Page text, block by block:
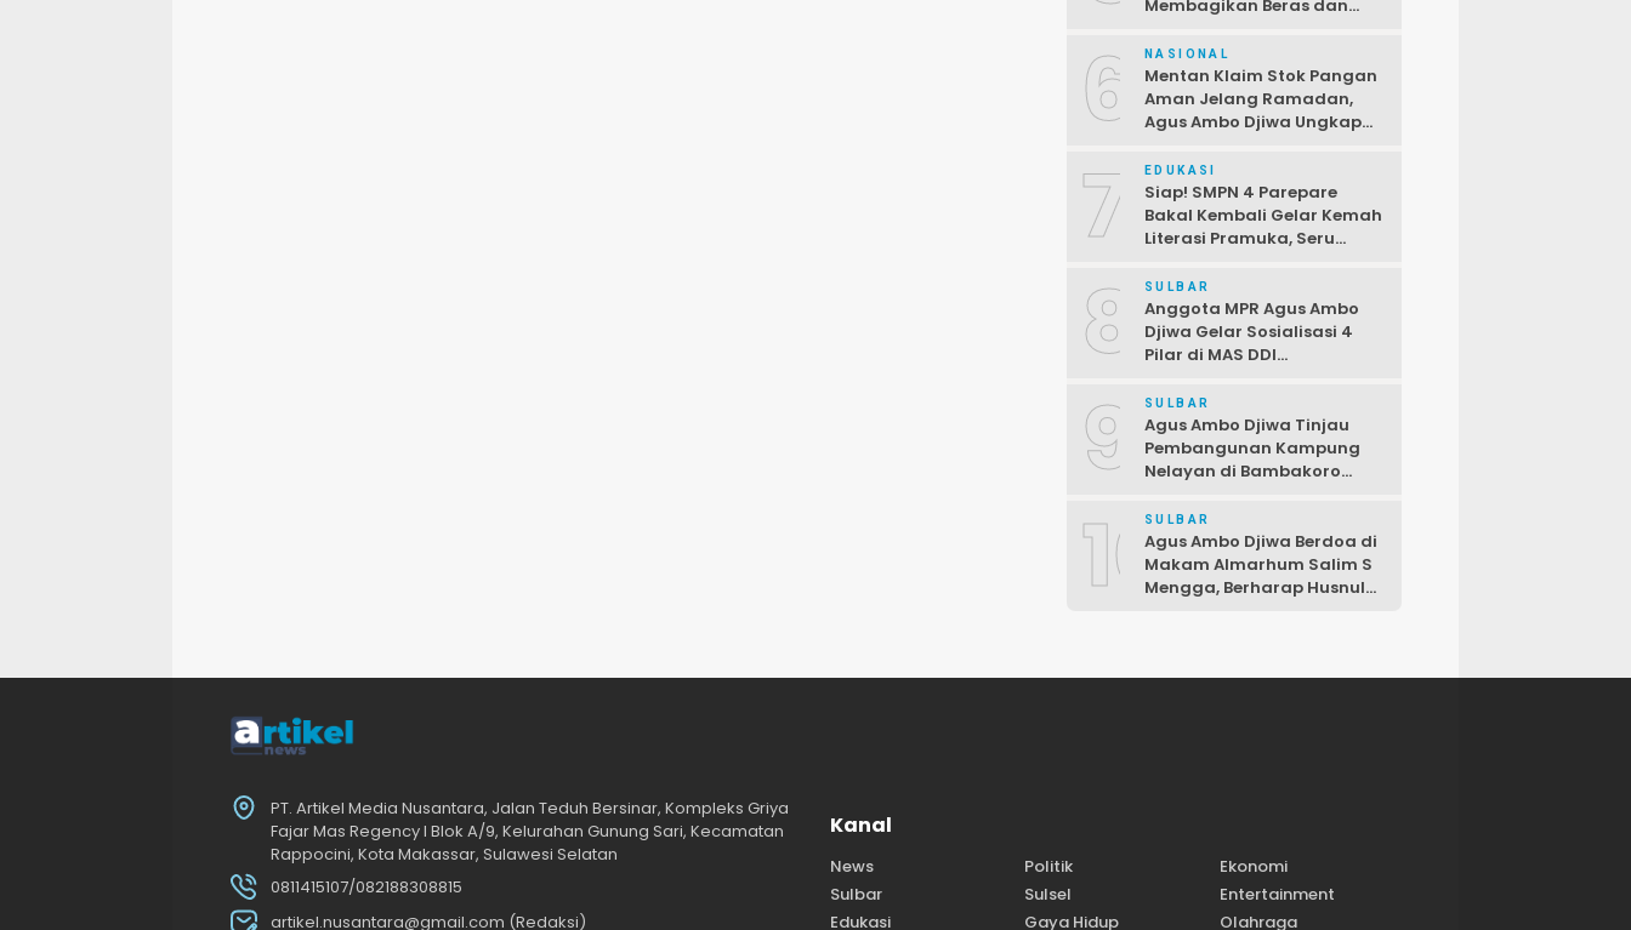
Membagikan Beras dan
Kurang Mampu
6 NASIONAL
Mentan Klaim Stok Pangan
Aman Jelang Ramadan,
Agus Ambo Djiwa Ungkap
Antara Data dan Realitas di
Lapangan
7 EDUKASI
Siap! SMPN 4 Parepare
Bakal Kembali Gelar Kemah
Literasi Pramuka, Seru
8 SULBAR
Anggota MPR Agus Ambo
Djiwa Gelar Sosialisasi 4
Pilar di MAS DDI
Fraksi PDIP DPRD
Pasangkayu
9 SULBAR
Agus Ambo Djiwa Tinjau
Pembangunan Kampung
Nelayan di Bambakoro
Kawasan Perikanan Modern
dan Produktif
10SULBAR
Agus Ambo Djiwa Berdoa di
Makam Almarhum Salim S
Mengga, Berharap Husnul
PT. Artikel Media Nusantara, Jalan Teduh Bersinar, Kompleks Griya
Fajar Mas Regency I Blok A/9, Kelurahan Gunung Sari, Kecamatan
Rappocini, Kota Makassar, Sulawesi Selatan
0811415107/082188308815
artikel.nusantara@gmail.com (Redaksi)
Kanal
News Politik
Ekonomi
Sulbar
Sulsel
Entertainment
Edukasi
Gaya Hidup Olahraga